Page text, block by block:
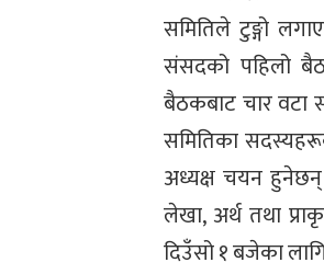
समितिले टुङ्गो
संसदको पहिलो
बैठकबाट चार वटा
समितिका
अध्यक्ष चयन हुनेछन्
लेखा, अर्थ तथा
दिउँसो १ बजेका